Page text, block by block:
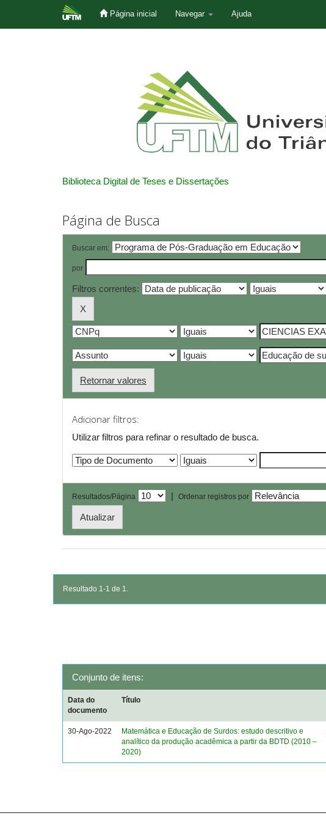
Página inicial Navegar Ajuda
Biblioteca Digital de Teses e Dissertações
Página de Busca
Buscar em:
por
Filtros correntes:
Retornar valores
Adicionar filtros:
Utilizar filtros para refinar o resultado de busca.
Resultados/Página | Ordenar registros por
Resultado 1-1 de 1.
Conjunto de itens:
Data do
documento
Título
30-Ago-2022
Matemática e Educação de Surdos: estudo descritivo e
analítico da produção acadêmica a partir da BDTD (2010 –
2020)